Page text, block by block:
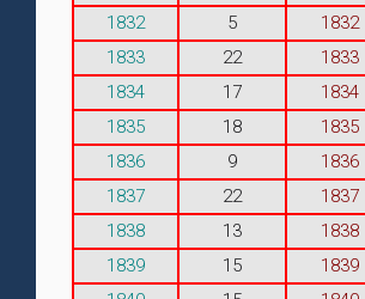
1832
5 1832
1833
22 1833
1834
17 1834
1835
18 1835
1836
9 1836
1837
22 1837
1838
13 1838
1839
15 1839